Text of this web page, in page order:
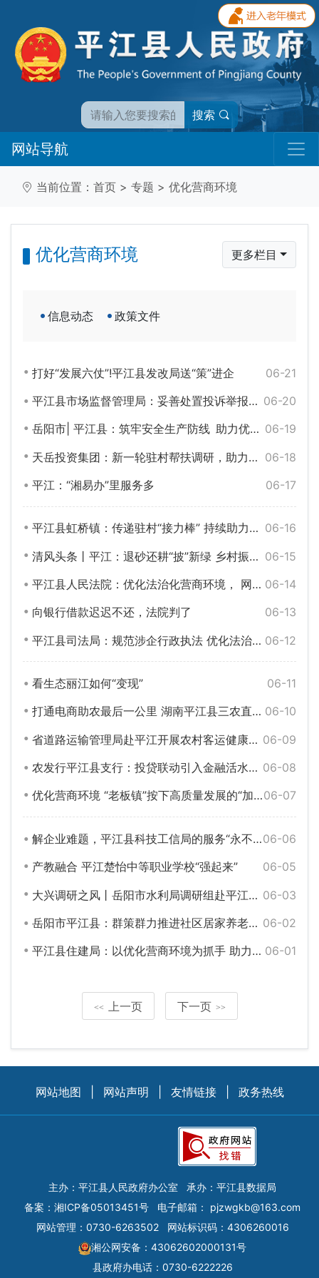
搜索
网站导航
当前位置： 首页 > 专题 > 优化营商环境
优化营商环境 更多栏目
信息动态 政策文件
06-21
打好“发展六仗”!平江县发改局送“策”进企
06-20
平江县市场监督管理局：妥善处置投诉举报、助力消费环境、营商环境优化提升
06-19
岳阳市| 平江县：筑牢安全生产防线 助力优化营商环境
06-18
天岳投资集团：新一轮驻村帮扶调研，助力乡村产业振兴
06-17
平江：“湘易办”里服务多
06-16
平江县虹桥镇：传递驻村“接力棒” 持续助力乡村振兴
06-15
清风头条丨平江：退砂还耕“披”新绿 乡村振兴进行时
06-14
平江县人民法院：优化法治化营商环境， 网购平江酱干索十倍赔偿，法院不予支持
06-13
向银行借款迟迟不还，法院判了
06-12
平江县司法局：规范涉企行政执法 优化法治化营商环境
06-11
看生态丽江如何“变现”
06-10
打通电商助农最后一公里 湖南平江县三农直播基地揭牌
06-09
省道路运输管理局赴平江开展农村客运健康可持续发展专题调研
06-08
农发行平江县支行：投贷联动引入金融活水，助力补齐冷链物流短板
06-07
优化营商环境 “老板镇”按下高质量发展的“加速键”
06-06
解企业难题，平江县科技工信局的服务“永不停步”
06-05
产教融合 平江楚怡中等职业学校“强起来”
06-03
大兴调研之风丨岳阳市水利局调研组赴平江县督导
06-02
岳阳市平江县：群策群力推进社区居家养老服务工作
06-01
平江县住建局：以优化营商环境为抓手 助力房地产业良性发展
<< 上一页 下一页 >>
网站地图 网站声明 友情链接 政务热线
主办：平江县人民政府办公室
承办：平江县数据局
备案： 湘ICP备05013451号 电子邮箱： pjzwgkb@163.com
网站管理：0730-6263502
网站标识码：4306260016
湘公网安备：43062602000131号
县政府办电话：0730-6222226